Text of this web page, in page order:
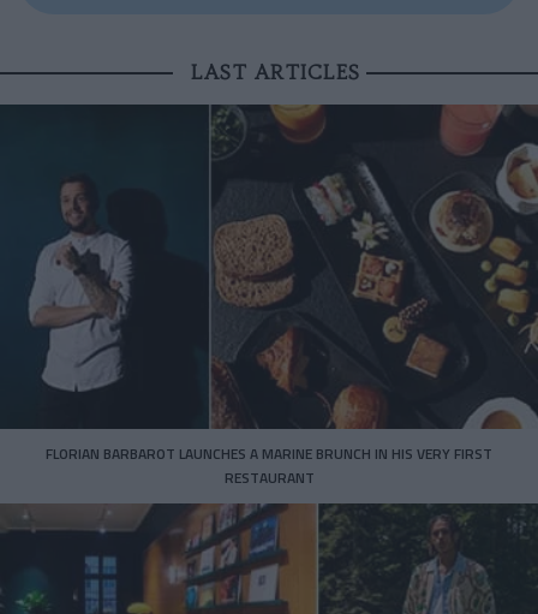
LAST ARTICLES
FLORIAN BARBAROT LAUNCHES A MARINE BRUNCH IN HIS VERY FIRST
RESTAURANT